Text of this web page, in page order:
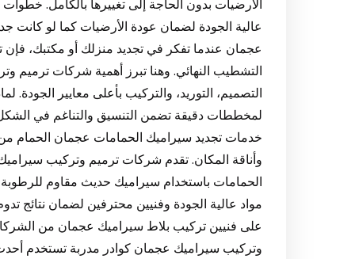
الأرضيات بدون الحاجة إلى تغييرها بالكامل.
عجمان عندما تفكر في تجديد منزلك أو مكتبك،
التشطيب النهائي. وهنا تبرز أهمية شركات
التصميم، التوريد، والتركيب بأعلى معايير الجودة.
خدمات تجديد سيراميك الحمامات عجمان الحمام من
وأناقة المكان. تقدم شركات ترميم وتركيب
الحمامات باستخدام سيراميك حديث مقاوم
على فنيين تركيب بلاط سيراميك عجمان من
وتركيب سيراميك عجمان كوادر مدربة تستخدم